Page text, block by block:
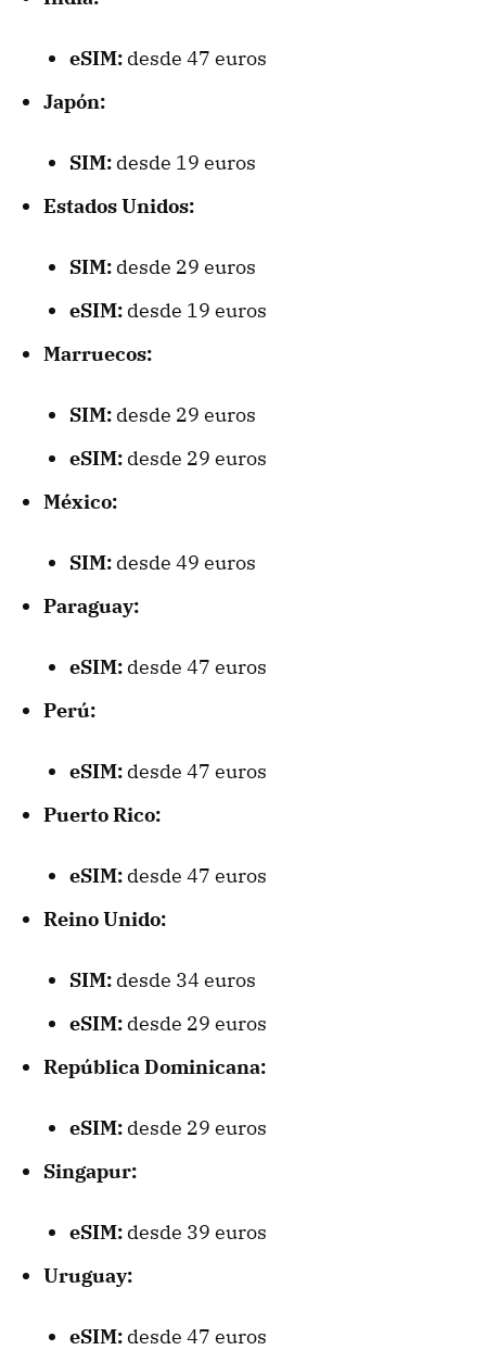
eSIM: desde 47 euros
Japón:
SIM: desde 19 euros
Estados Unidos:
SIM: desde 29 euros
eSIM: desde 19 euros
Marruecos:
SIM: desde 29 euros
eSIM: desde 29 euros
México:
SIM: desde 49 euros
Paraguay:
eSIM: desde 47 euros
Perú:
eSIM: desde 47 euros
Puerto Rico:
eSIM: desde 47 euros
Reino Unido:
SIM: desde 34 euros
eSIM: desde 29 euros
República Dominicana:
eSIM: desde 29 euros
Singapur:
eSIM: desde 39 euros
Uruguay:
eSIM: desde 47 euros